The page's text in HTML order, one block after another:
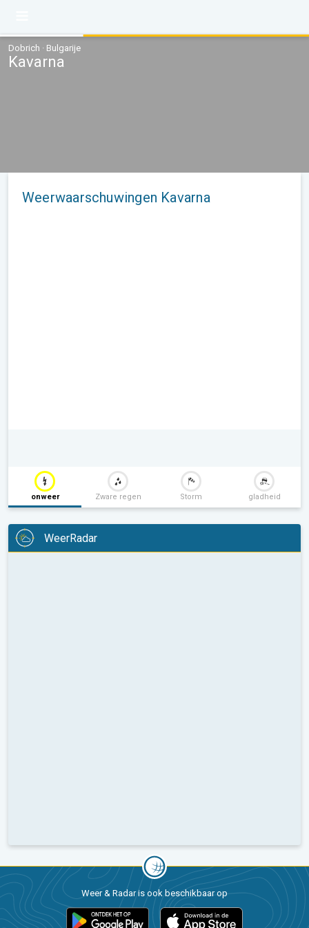
Dobrich · Bulgarije
Kavarna
Weerwaarschuwingen Kavarna
onweer Zware regen Storm gladheid
WeerRadar
Weer & Radar is ook beschikbaar op